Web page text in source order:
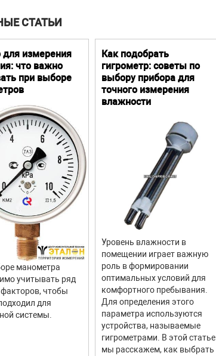
СТАТЬИ
для измерения
что важно
при выборе
манометра
учитывать ряд
чтобы
для
системы.
Как подобрать
гигрометр: советы по
выбору прибора для
точного измерения
влажности
Уровень влажности в
помещении играет важную
роль в формировании
оптимальных условий для
комфортного пребывания.
Для определения этого
параметра используются
устройства, называемые
гигрометрами. В этой статье
мы расскажем, как выбрать